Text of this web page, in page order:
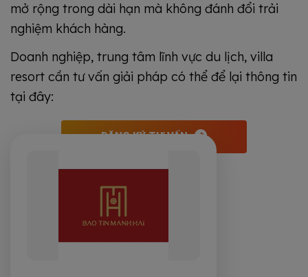
mở rộng trong dài hạn mà không đánh đổi trải
nghiệm khách hàng.
Doanh nghiệp, trung tâm lĩnh vực du lịch, villa
resort cần tư vấn giải pháp có thể để lại thông tin
tại đây:
ĐĂNG KÝ TƯ VẤN